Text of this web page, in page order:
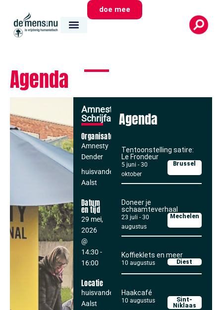
doe mee
Agenda
Amnesty
Schrijfactie
Organisator
Amnesty
Dender
huisvandeMens
Aalst
Datum
en tijd
29 mei,
2026
@
14:30 -
16:00
Locatie
huisvandeMens
Aalst
Agenda
Tentoonstelling satire:
Le Frondeur
5 juni - 30
oktober
Brussel
Doneer je
schaamteverhaal
23 juli - 30
augustus
Mechelen
Koffieklets en meer
10 augustus Diest
Haakcafé
10 augustus
Sint-
Niklaas